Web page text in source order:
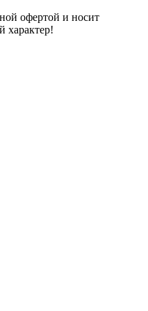
офертой и носит
характер!